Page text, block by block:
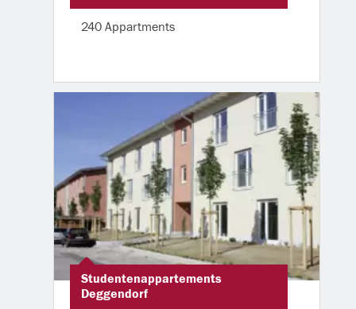
240 Appartments
Studentenappartements
Deggendorf